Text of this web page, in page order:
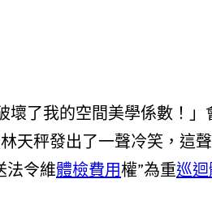
壞了我的空間美學係數！」
天秤發出了一聲冷笑，這
法令維體檢費用權”為重巡